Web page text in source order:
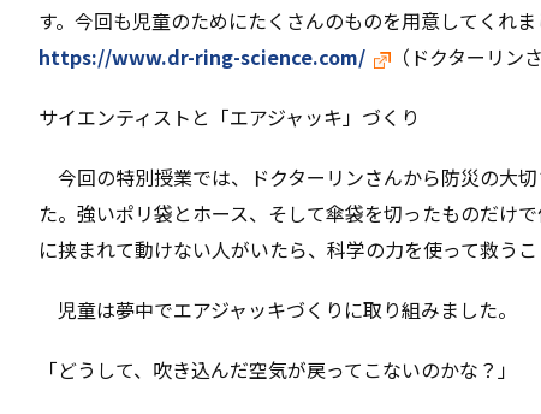
す。今回も児童のためにたくさんのものを用意してくれま
https://www.dr-ring-science.com/
（ドクターリン
サイエンティストと「エアジャッキ」づくり
今回の特別授業では、ドクターリンさんから防災の大
た。強いポリ袋とホース、そして傘袋を切ったものだけ
に挟まれて動けない人がいたら、科学の力を使って救う
児童は夢中でエアジャッキづくりに取り組みました。
「どうして、吹き込んだ空気が戻ってこないのかな？」